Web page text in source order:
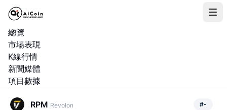
總覽
市場表現
K線行情
新聞媒體
項目數據
RPM Revolon #-